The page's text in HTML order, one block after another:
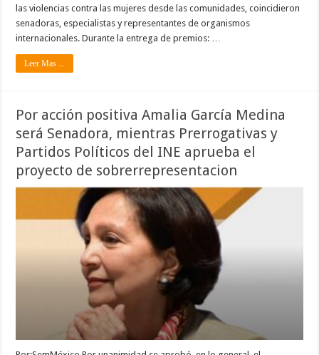
las violencias contra las mujeres desde las comunidades, coincidieron
senadoras, especialistas y representantes de organismos
internacionales. Durante la entrega de premios: …
Leer Mas ...
Por acción positiva Amalia García Medina
será Senadora, mientras Prerrogativas y
Partidos Políticos del INE aprueba el
proyecto de sobrerrepresentacion